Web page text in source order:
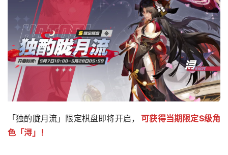
「独酌胧月流」限定棋盘即将开启，
可获得当期限定S级角
色「浔」！